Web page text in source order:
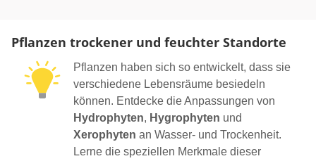
Pflanzen trockener und feuchter Standorte
Pflanzen haben sich so entwickelt, dass sie
verschiedene Lebensräume besiedeln
können. Entdecke die Anpassungen von
Hydrophyten, Hygrophyten und
Xerophyten an Wasser- und Trockenheit.
Lerne die speziellen Merkmale dieser